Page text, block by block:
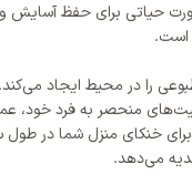
حیاتی برای حفظ
است.
منحصر به فرد خود،
برای خنکای منزل شما در
می‌دهد.